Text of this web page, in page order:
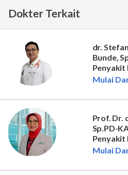
Dokter Terkait